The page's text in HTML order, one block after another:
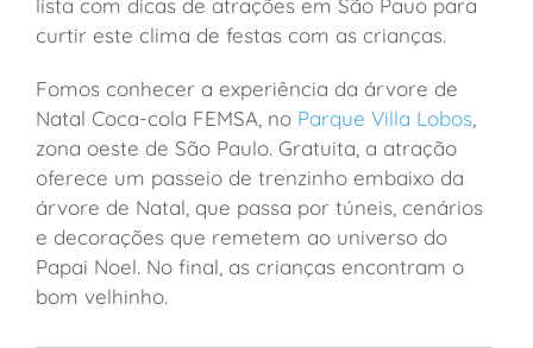
lista com dicas de atrações em São Pauo para
curtir este clima de festas com as crianças.
Fomos conhecer a experiência da árvore de
Natal Coca-cola FEMSA, no Parque Villa Lobos,
zona oeste de São Paulo. Gratuita, a atração
oferece um passeio de trenzinho embaixo da
árvore de Natal, que passa por túneis, cenários
e decorações que remetem ao universo do
Papai Noel. No final, as crianças encontram o
bom velhinho.